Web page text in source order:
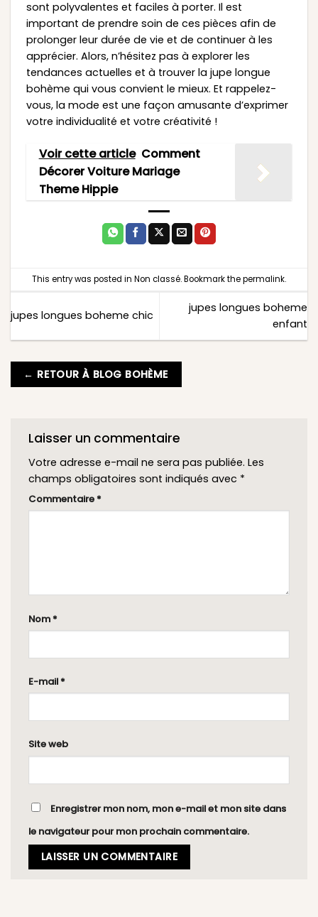
sont polyvalentes et faciles à porter. Il est
important de prendre soin de ces pièces afin de
prolonger leur durée de vie et de continuer à les
apprécier. Alors, n’hésitez pas à explorer les
tendances actuelles et à trouver la jupe longue
bohème qui vous convient le mieux. Et rappelez-
vous, la mode est une façon amusante d’exprimer
votre individualité et votre créativité !
Voir cette article Comment
Décorer Voiture Mariage
Theme Hippie
This entry was posted in Non classé. Bookmark thepermalink.
jupes longues boheme chic
jupes longues boheme
enfant
← RETOUR À BLOG BOHÈME
Laisser un commentaire
Votre adresse e-mail ne sera pas publiée. Les
champs obligatoires sont indiqués avec *
Commentaire *
Nom *
E-mail *
Site web
Enregistrer mon nom, mon e-mail et mon site dans
le navigateur pour mon prochain commentaire.